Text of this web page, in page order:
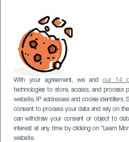
With your agreement, we andour 14
technologies to store, access, and process
website, IP addresses and cookie
consent to process your data and rely on
can withdraw your consent or object to
interest at any time by clicking on “Learn
website.